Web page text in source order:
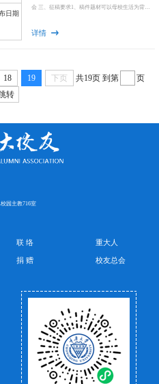
日期
会 三、征稿要求1、稿件题材可以母校生活为背
主，文体不限。如方便，最好配有作者照片，及与
争或其它问题，文责自负。 四、注意事项1、稿件
详情
18 19 下页 共19页 到第
页
转
园主教716室
联 络 重大人
捐 赠 校友总会